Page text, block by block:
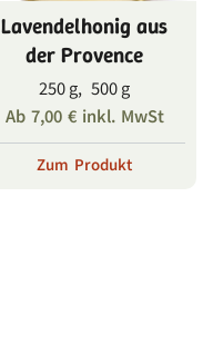
Lavendelhonig aus
der Provence
250 g, 500 g
Ab 7,00 €inkl. MwSt
Zum Produkt